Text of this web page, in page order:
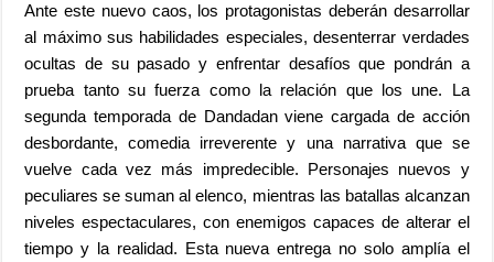
Ante este nuevo caos, los protagonistas deberán desarrollar
al máximo sus habilidades especiales, desenterrar verdades
ocultas de su pasado y enfrentar desafíos que pondrán a
prueba tanto su fuerza como la relación que los une. La
segunda temporada de Dandadan viene cargada de acción
desbordante, comedia irreverente y una narrativa que se
vuelve cada vez más impredecible. Personajes nuevos y
peculiares se suman al elenco, mientras las batallas alcanzan
niveles espectaculares, con enemigos capaces de alterar el
tiempo y la realidad. Esta nueva entrega no solo amplía el